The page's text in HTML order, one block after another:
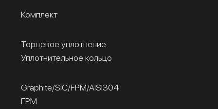
Комплект
Торцевое уплотнение
Уплотнительное кольцо
Graphite/SiC/FPM/AISI304
FPM